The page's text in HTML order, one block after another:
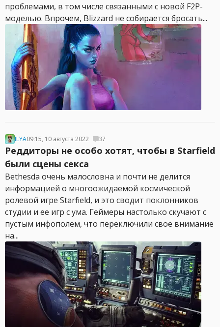
проблемами, в том числе связанными с новой F2P-
моделью. Впрочем, Blizzard не собирается бросать...
ILYA09:15, 10 августа 2022 37
Реддиторы не особо хотят, чтобы в Starfield
были сцены секса
Bethesda очень малословна и почти не делится
информацией о многоожидаемой космической
ролевой игре Starfield, и это сводит поклонников
студии и ее игр с ума. Геймеры настолько скучают с
пустым инфополем, что переключили свое внимание
на...